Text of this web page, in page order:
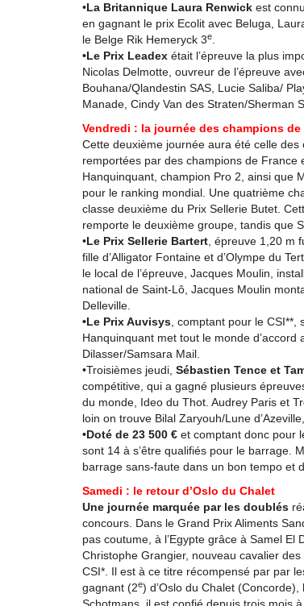
•La Britannique Laura Renwick est
en gagnant le prix Ecolit avec Beluga,
le Belge Rik Hemeryck 3e.
•Le Prix Leadex était l’épreuve la plus
Nicolas Delmotte, ouvreur de l’épreuve
Bouhana/Qlandestin SAS, Lucie Saliba/
Manade, Cindy Van des Straten/Sherman
Vendredi : la journée des champions de
Cette deuxième journée aura été celle
remportées par des champions de France
Hanquinquant, champion Pro 2, ainsi que
pour le ranking mondial. Une quatrième
classe deuxième du Prix Sellerie Butet.
remporte le deuxième groupe, tandis que
•Le Prix Sellerie Bartert, épreuve 1,20 m
fille d’Alligator Fontaine et d’Olympe du
le local de l’épreuve, Jacques Moulin,
national de Saint-Lô, Jacques Moulin
Delleville.
•Le Prix Auvisys, comptant pour le CSI**,
Hanquinquant met tout le monde
Dilasser/Samsara Mail.
•Troisièmes jeudi, Sébastien Tence et
compétitive, qui a gagné plusieurs
du monde, Ideo du Thot. Audrey Paris et
loin on trouve Bilal Zaryouh/Lune
•Doté de 23 500 € et comptant donc pour
sont 14 à s’être qualifiés pour le barrage.
barrage sans-faute dans un bon tempo et
Samedi : le retour d’Oslo du Chalet
Une journée marquée par les doublés
concours. Dans le Grand Prix Aliments
pas coutume, à l’Egypte grâce à Samel
Christophe Grangier, nouveau cavalier
CSI*. Il est à ce titre récompensé par par
gagnant (2e) d’Oslo du Chalet